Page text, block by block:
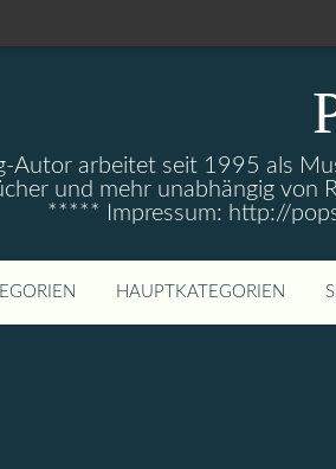
Autor arbeitet seit 1995 als
und mehr unabhängig von
***** Impressum: http://
HAUPTKATEGORIEN